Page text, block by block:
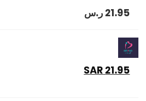
21.95ر.س
21.95 SAR